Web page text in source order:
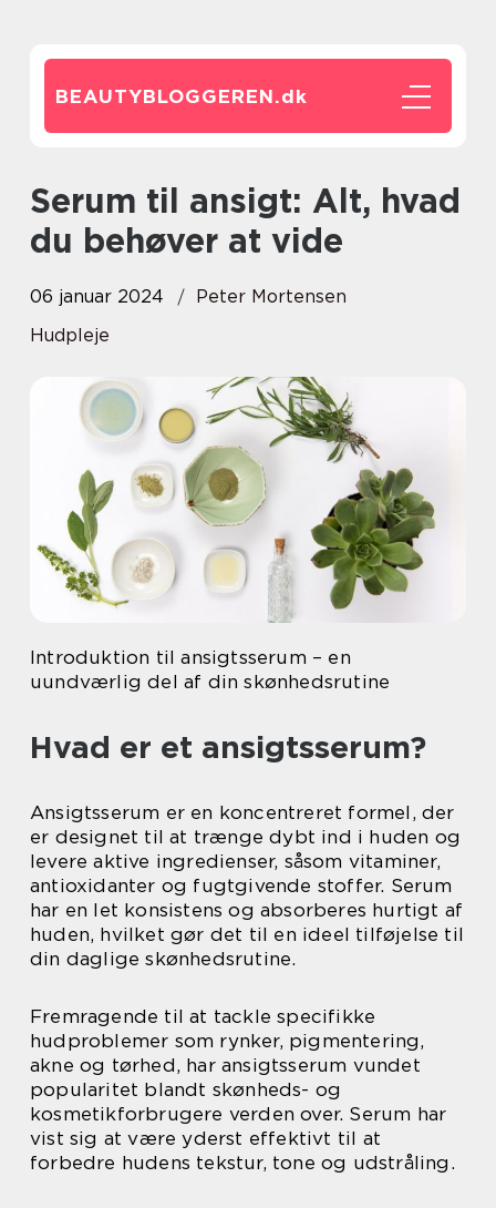
BEAUTYBLOGGEREN.dk
Serum til ansigt: Alt, hvad
du behøver at vide
06 januar 2024
Peter Mortensen
Hudpleje
Introduktion til ansigtsserum – en
uundværlig del af din skønhedsrutine
Hvad er et ansigtsserum?
Ansigtsserum er en koncentreret formel, der
er designet til at trænge dybt ind i huden og
levere aktive ingredienser, såsom vitaminer,
antioxidanter og fugtgivende stoffer. Serum
har en let konsistens og absorberes hurtigt af
huden, hvilket gør det til en ideel tilføjelse til
din daglige skønhedsrutine.
Fremragende til at tackle specifikke
hudproblemer som rynker, pigmentering,
akne og tørhed, har ansigtsserum vundet
popularitet blandt skønheds- og
kosmetikforbrugere verden over. Serum har
vist sig at være yderst effektivt til at
forbedre hudens tekstur, tone og udstråling.